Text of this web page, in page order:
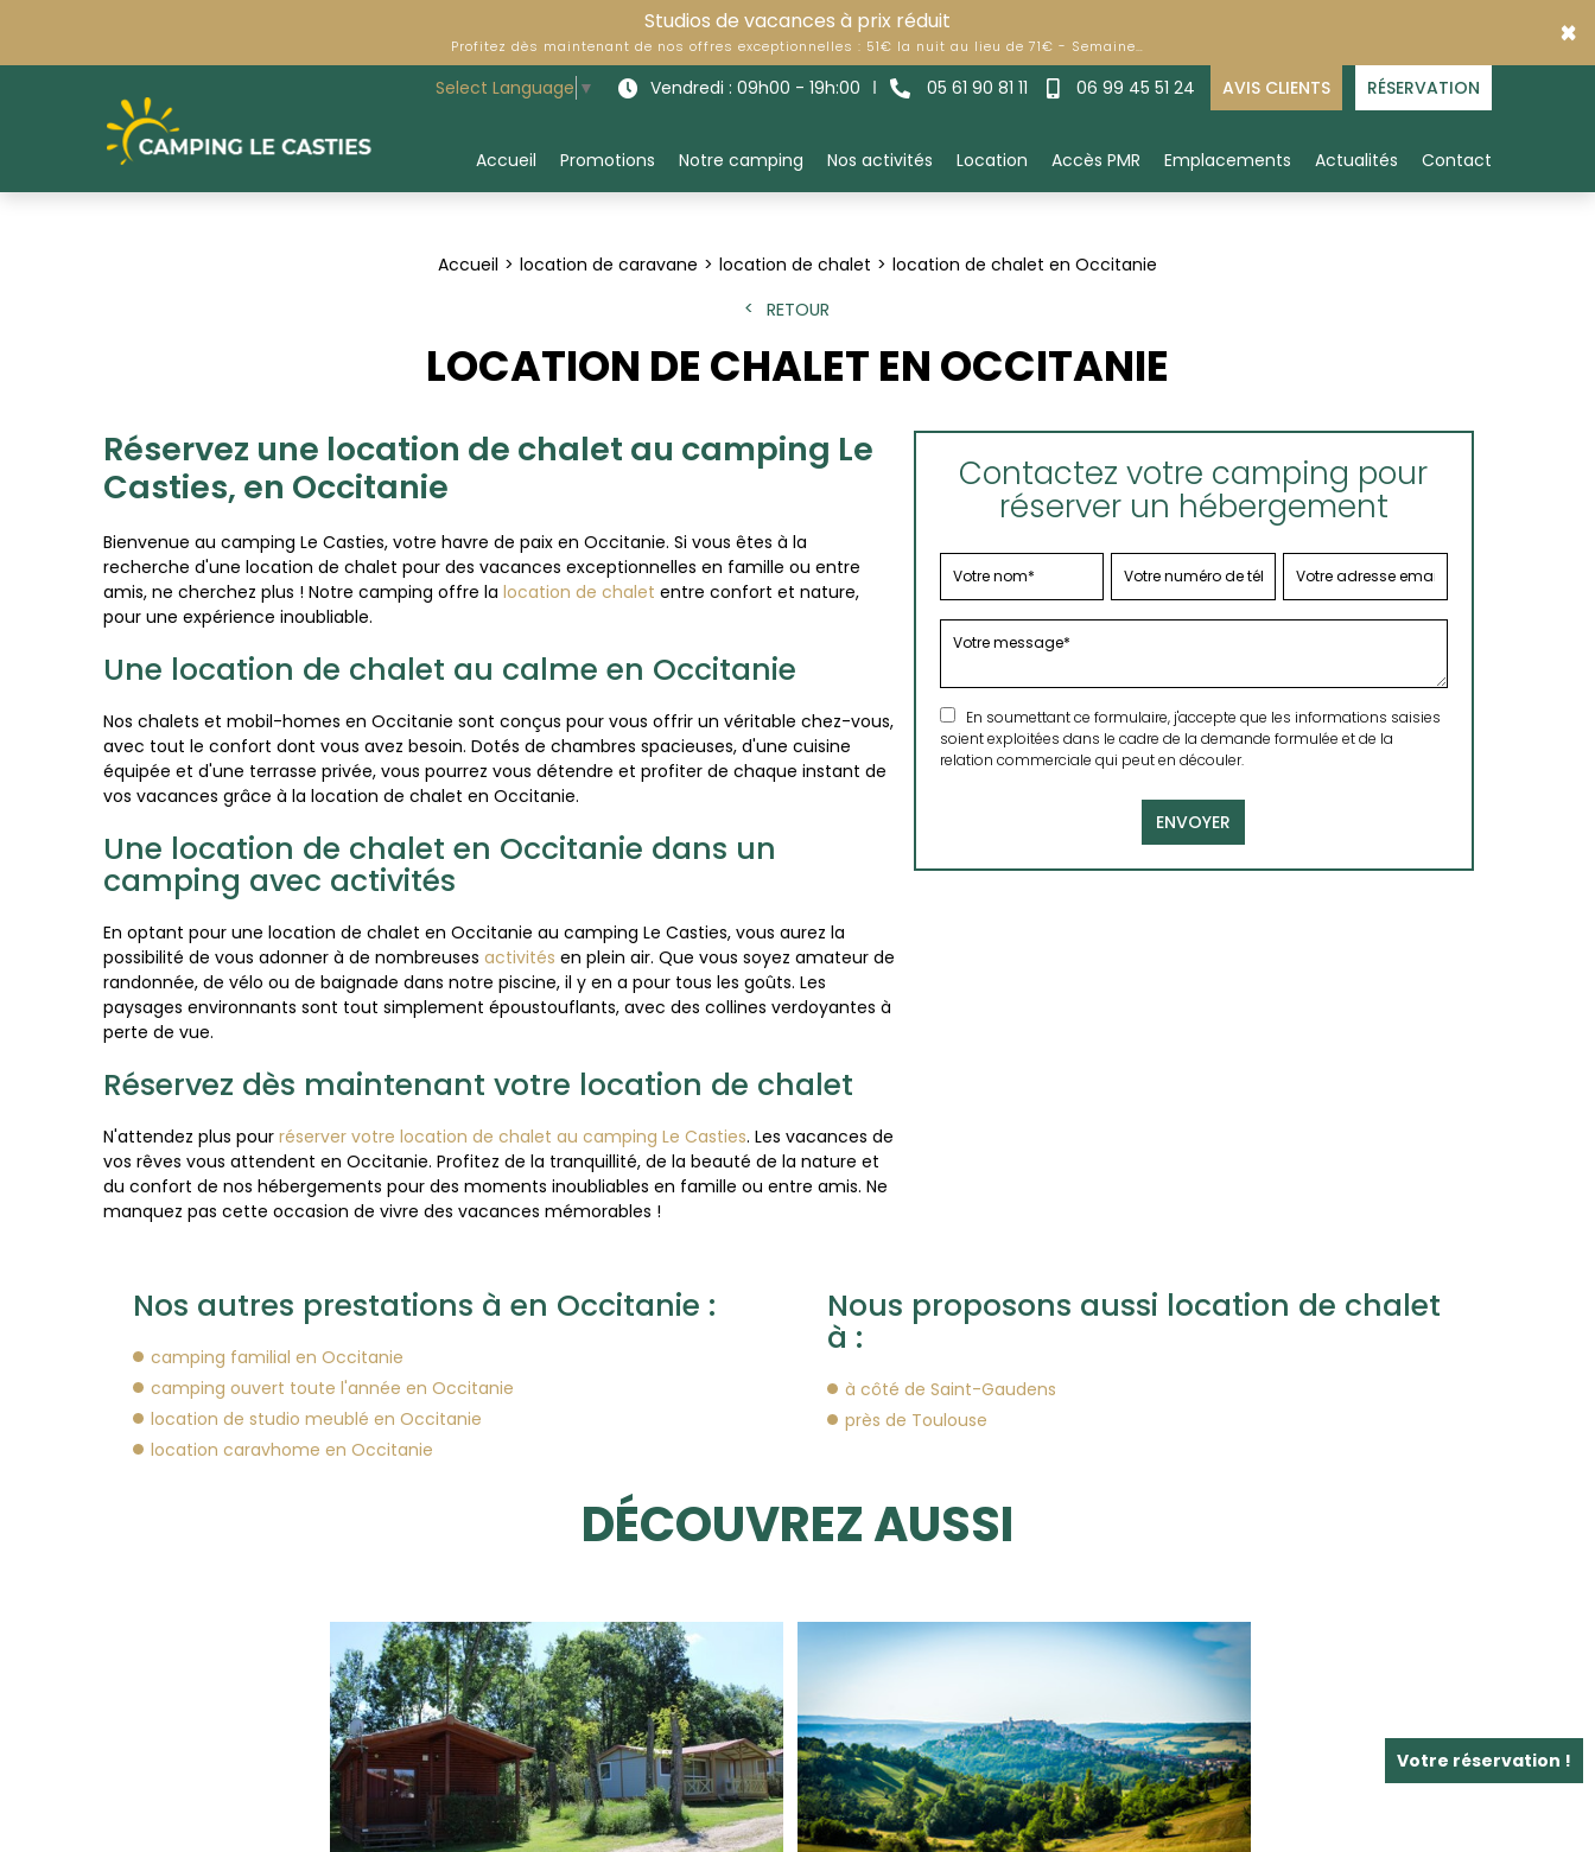
Studios de vacances à prix réduit
Profitez dès maintenant de nos offres exceptionnelles : 51€ la nuit au lieu de 71€ - Semaine… ×
Select Language ▼ Vendredi : 09h00 - 19h:00 05 61 90 81 11 06 99 45 51 24 AVIS CLIENTS RÉSERVATION
Accueil Promotions Notre camping Nos activités Location Accès PMR Emplacements Actualités Contact
Accueil location de caravane location de chalet
location de chalet en Occitanie
RETOUR
LOCATION DE CHALET EN OCCITANIE
Réservez une location de chalet au camping Le
Casties, en Occitanie
Bienvenue au camping Le Casties, votre havre de paix en Occitanie. Si vous êtes à la
recherche d'une location de chalet pour des vacances exceptionnelles en famille ou entre
amis, ne cherchez plus ! Notre camping offre la location de chalet entre confort et nature,
pour une expérience inoubliable.
Une location de chalet au calme en Occitanie
Nos chalets et mobil-homes en Occitanie sont conçus pour vous offrir un véritable chez-vous,
avec tout le confort dont vous avez besoin. Dotés de chambres spacieuses, d'une cuisine
équipée et d'une terrasse privée, vous pourrez vous détendre et profiter de chaque instant de
vos vacances grâce à la location de chalet en Occitanie.
Une location de chalet en Occitanie dans un
camping avec activités
En optant pour une location de chalet en Occitanie au camping Le Casties, vous aurez la
possibilité de vous adonner à de nombreuses activités en plein air. Que vous soyez amateur de
randonnée, de vélo ou de baignade dans notre piscine, il y en a pour tous les goûts. Les
paysages environnants sont tout simplement époustouflants, avec des collines verdoyantes à
perte de vue.
Réservez dès maintenant votre location de chalet
N'attendez plus pour réserver votre location de chalet au camping Le Casties. Les vacances de
vos rêves vous attendent en Occitanie. Profitez de la tranquillité, de la beauté de la nature et
du confort de nos hébergements pour des moments inoubliables en famille ou entre amis. Ne
manquez pas cette occasion de vivre des vacances mémorables !
Contactez votre camping pour
réserver un hébergement
En soumettant ce formulaire, j'accepte que les informations saisies
soient exploitées dans le cadre de la demande formulée et de la
relation commerciale qui peut en découler.
Nos autres prestations à en Occitanie :
camping familial en Occitanie
camping ouvert toute l'année en Occitanie
location de studio meublé en Occitanie
location caravhome en Occitanie
Nous proposons aussi location de chalet
à :
à côté de Saint-Gaudens
près de Toulouse
DÉCOUVREZ AUSSI
Votre réservation !